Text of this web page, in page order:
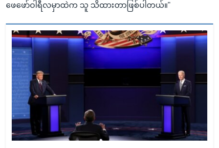
ဖေဖော်ဝါရီလမှာထဲက သူ သိထားတာဖြစ်ပါတယ်။"